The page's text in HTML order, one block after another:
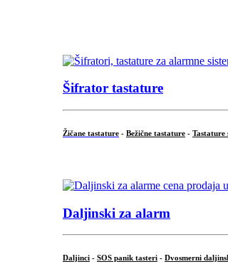
Šifrator tastature
Žičane tastature - Bežične tastature - Tastature
Daljinski za alarm
Daljinci - SOS panik tasteri - Dvosmerni